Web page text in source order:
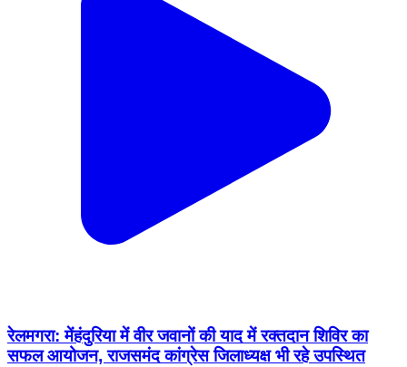
रेलमगरा: मेंहंदुरिया में वीर जवानों की याद में रक्तदान शिविर का
सफल आयोजन, राजसमंद कांग्रेस जिलाध्यक्ष भी रहे उपस्थित